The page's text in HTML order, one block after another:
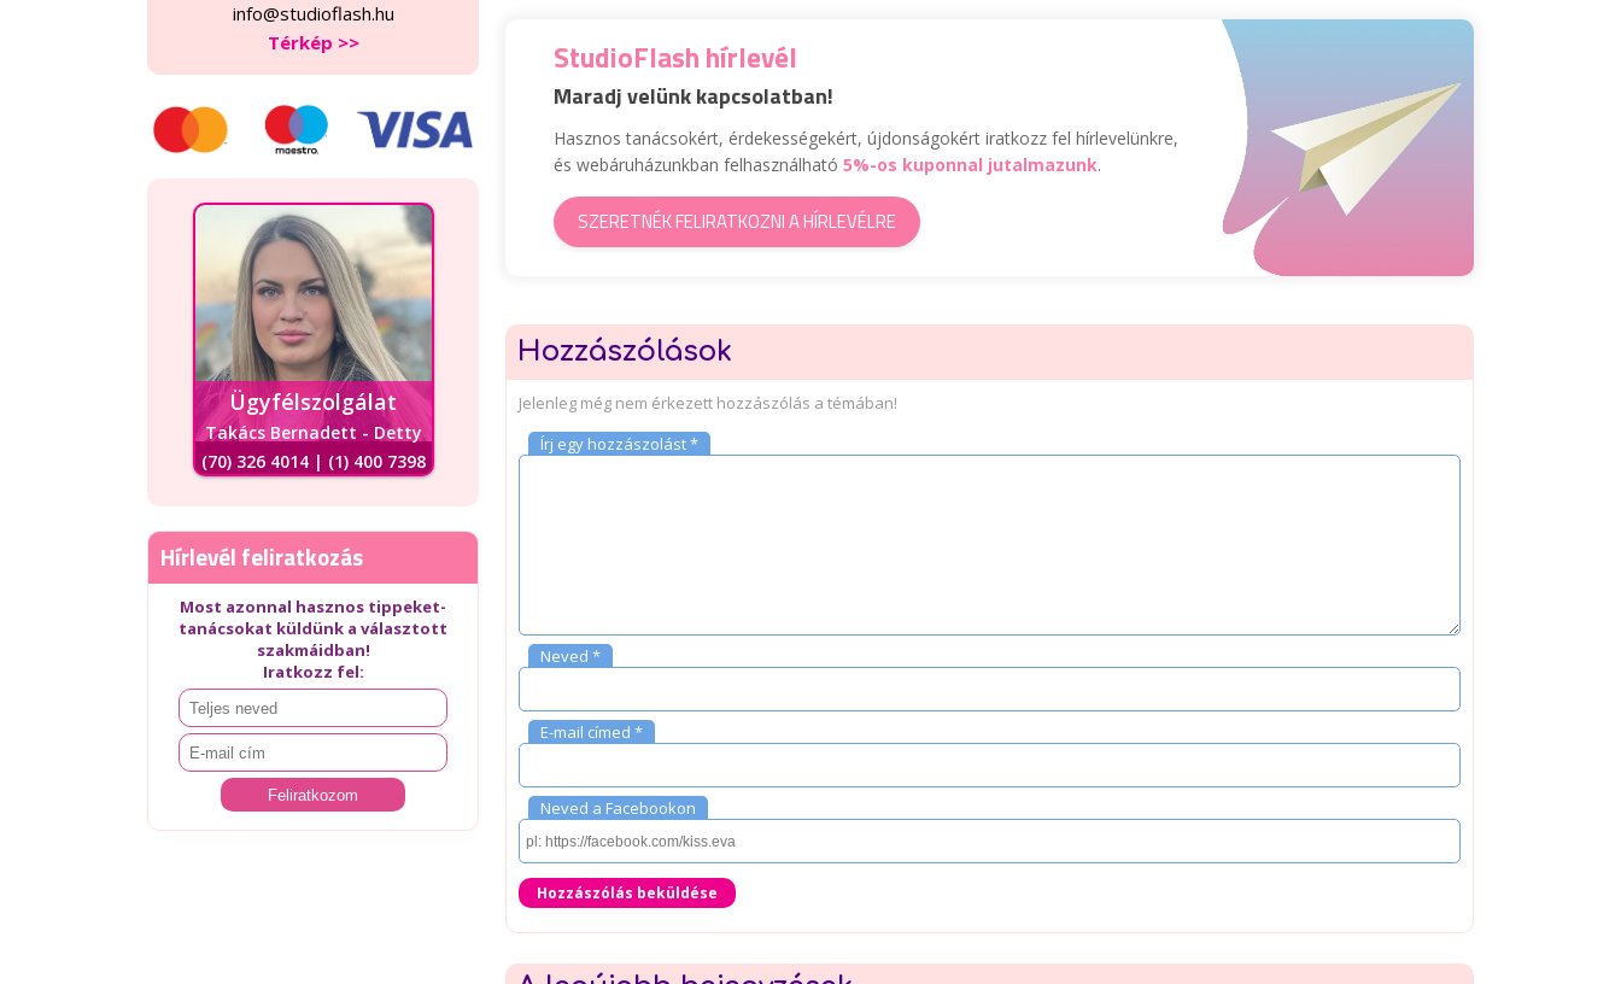
StudioFlash hírlevél
Maradj velünk kapcsolatban!
Hasznos tanácsokért, érdekességekért, újdonságokért iratkozz fel hírlevelünkre,
és webáruházunkban felhasználható 5%-os kuponnal jutalmazunk.
SZERETNÉK FELIRATKOZNI A HÍRLEVÉLRE
Hozzászólások
Jelenleg még nem érkezett hozzászólás a témában!
Írj egy hozzászolást *
Neved *
E-mail címed *
Neved a Facebookon
Hozzászólás beküldése
info@studioflash.hu
Térkép >>
Ügyfélszolgálat
Takács Bernadett - Detty
(70) 326 4014 | (1) 400 7398
Hírlevél feliratkozás
Most azonnal hasznos tippeket-
tanácsokat küldünk a választott
szakmáidban!
Iratkozz fel: